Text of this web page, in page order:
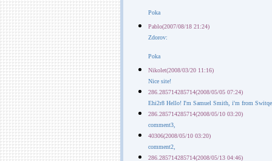
Poka
Pablo(2007/08/18 21:24)
Zdorov:
Poka
Nikolet(2008/03/20 11:16)
Nice site!
286.285714285714(2008/05/05 07:24)
Ehi2r8 Hello! I'm Samuel Smith, i'm from
286.285714285714(2008/05/10 03:20)
comment3,
40306(2008/05/10 03:20)
comment2,
286.285714285714(2008/05/13 04:46)